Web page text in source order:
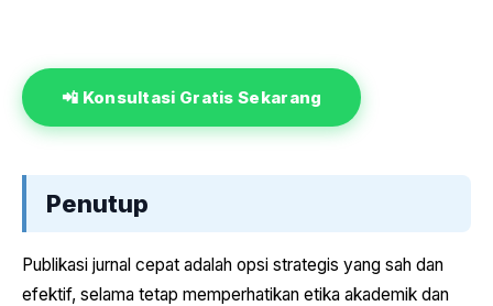
📲 Konsultasi Gratis Sekarang
Penutup
Publikasi jurnal cepat adalah opsi strategis yang sah dan
efektif, selama tetap memperhatikan etika akademik dan